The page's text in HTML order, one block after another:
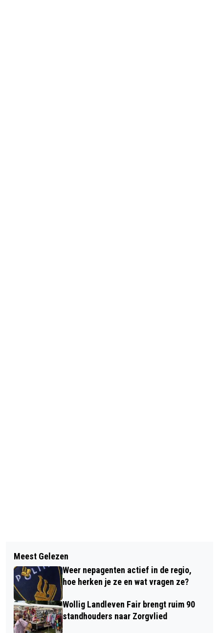
URGENDA ONTMOET NOORDELIJK
INNOVATIELAB CIRCULAIRE
ECONOMIE IN MEPPEL
INTERACTIEVE LEZING VAN TINEKE
BLOMMENDAAL IN 'T HUIS AAN HET
ZUIDEINDE
Meest Gelezen
Weer nepagenten actief in de regio,
hoe herken je ze en wat vragen ze?
Wollig Landleven Fair brengt ruim 90
standhouders naar Zorgvlied